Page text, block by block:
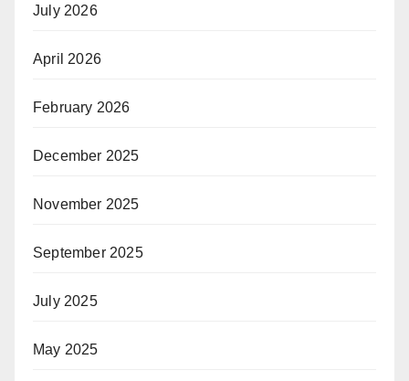
July 2026
April 2026
February 2026
December 2025
November 2025
September 2025
July 2025
May 2025